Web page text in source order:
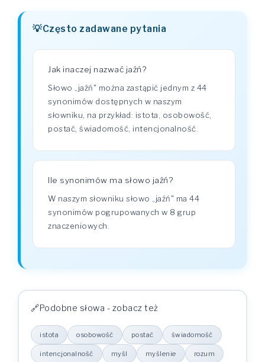
Często zadawane pytania
Jak inaczej nazwać jaźń?
Słowo „jaźń" można zastąpić jednym z 44
synonimów dostępnych w naszym
słowniku, na przykład: istota, osobowość,
postać, świadomość, intencjonalność.
Ile synonimów ma słowo jaźń?
W naszym słowniku słowo „jaźń" ma 44
synonimów pogrupowanych w 8 grup
znaczeniowych.
Podobne słowa - zobacz też
istota osobowość postać świadomość
intencjonalność myśl myślenie rozum